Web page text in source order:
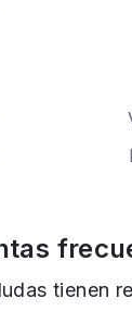
tienen